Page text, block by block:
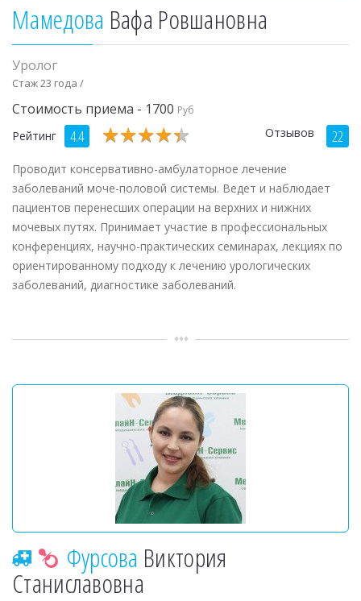
Мамедова Вафа Ровшановна
Уролог
Стаж 23 года /
Стоимость приема - 1700 Руб
Рейтинг 4.4 ★★★★★
★★★★★ Отзывов 22
Проводит консервативно-амбулаторное лечение
заболеваний моче-половой системы. Ведет и наблюдает
пациентов перенесших операции на верхних и нижних
мочевых путях. Принимает участие в профессиональных
конференциях, научно-практических семинарах, лекциях по
ориентированному подходу к лечению урологических
заболеваний, диагностике заболеваний.
Фурсова Виктория
Станиславовна